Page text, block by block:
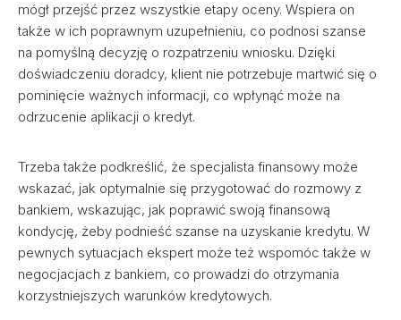
mógł przejść przez wszystkie etapy oceny. Wspiera on
także w ich poprawnym uzupełnieniu, co podnosi szanse
na pomyślną decyzję o rozpatrzeniu wniosku. Dzięki
doświadczeniu doradcy, klient nie potrzebuje martwić się o
pominięcie ważnych informacji, co wpłynąć może na
odrzucenie aplikacji o kredyt.
Trzeba także podkreślić, że specjalista finansowy może
wskazać, jak optymalnie się przygotować do rozmowy z
bankiem, wskazując, jak poprawić swoją finansową
kondycję, żeby podnieść szanse na uzyskanie kredytu. W
pewnych sytuacjach ekspert może też wspomóc także w
negocjacjach z bankiem, co prowadzi do otrzymania
korzystniejszych warunków kredytowych.